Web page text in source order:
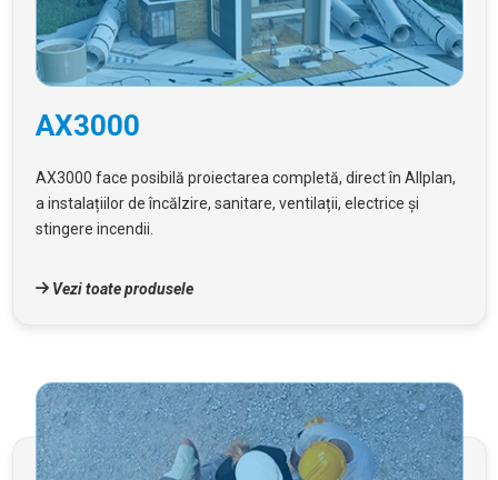
AX3000
AX3000 face posibilă proiectarea completă, direct în Allplan,
a instalațiilor de încălzire, sanitare, ventilații, electrice și
stingere incendii.
Vezi toate produsele